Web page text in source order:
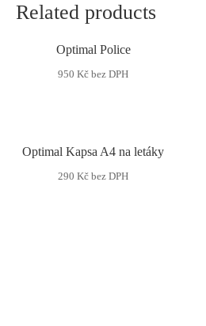
Related products
Optimal Police
950Kč bez DPH
Optimal Kapsa A4 na letáky
290Kč bez DPH